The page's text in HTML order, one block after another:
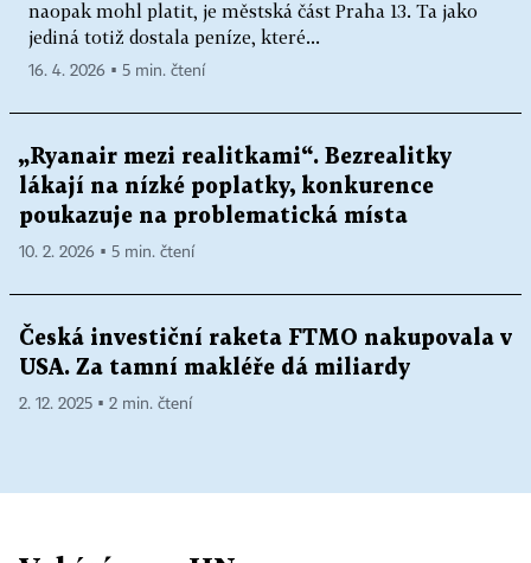
naopak mohl platit, je městská část Praha 13. Ta jako
jediná totiž dostala peníze, které...
16. 4. 2026 ▪ 5 min. čtení
„Ryanair mezi realitkami“. Bezrealitky
lákají na nízké poplatky, konkurence
poukazuje na problematická místa
10. 2. 2026 ▪ 5 min. čtení
Česká investiční raketa FTMO nakupovala v
USA. Za tamní makléře dá miliardy
2. 12. 2025 ▪ 2 min. čtení